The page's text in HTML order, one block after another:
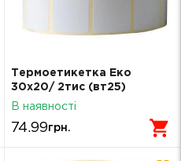
Термоетикетка Еко
30х20/ 2тис (вт25)
В наявності
74.99грн.